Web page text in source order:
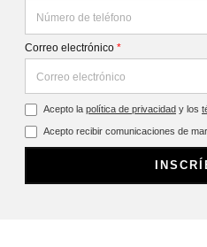
Correo electrónico *
Acepto la política de privacidad y los
Acepto recibir comunicaciones de